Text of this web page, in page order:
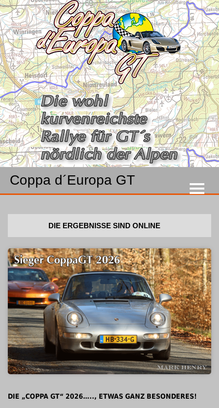
Coppa d´Europa GT
DIE ERGEBNISSE SIND ONLINE
DIE „COPPA GT“ 2026….., ETWAS GANZ BESONDERES!